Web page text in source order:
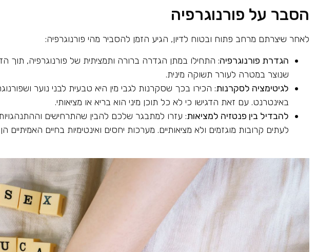
הסבר על פורנוגרפיה
לאחר שיצרתם מרחב פתוח ובטוח לדיון, הגיע הזמן להסביר מהי פורנוגרפיה:
הגדרת פורנוגרפיה: התחילו במתן הגדרה ברורה ותמציתית של פורנוגרפיה, תוך
שנוצר במטרה לעורר תשוקה מינית.
לגיטימציה לסקרנות: הכירו בכך שסקרנות לגבי מין היא טבעית לבני נוער
באינטרנט. עם זאת הדגישו כי לא כל תוכן מיני הוא בריא או מציאותי.
להבדיל בין פנטזיה למציאות: עזרו למתבגר שלכם להבין שהתרחישים
לעתים קרובות מוגזמים ולא מציאותיים. מערכות יחסים ואינטימיות בחיים האמיתיים